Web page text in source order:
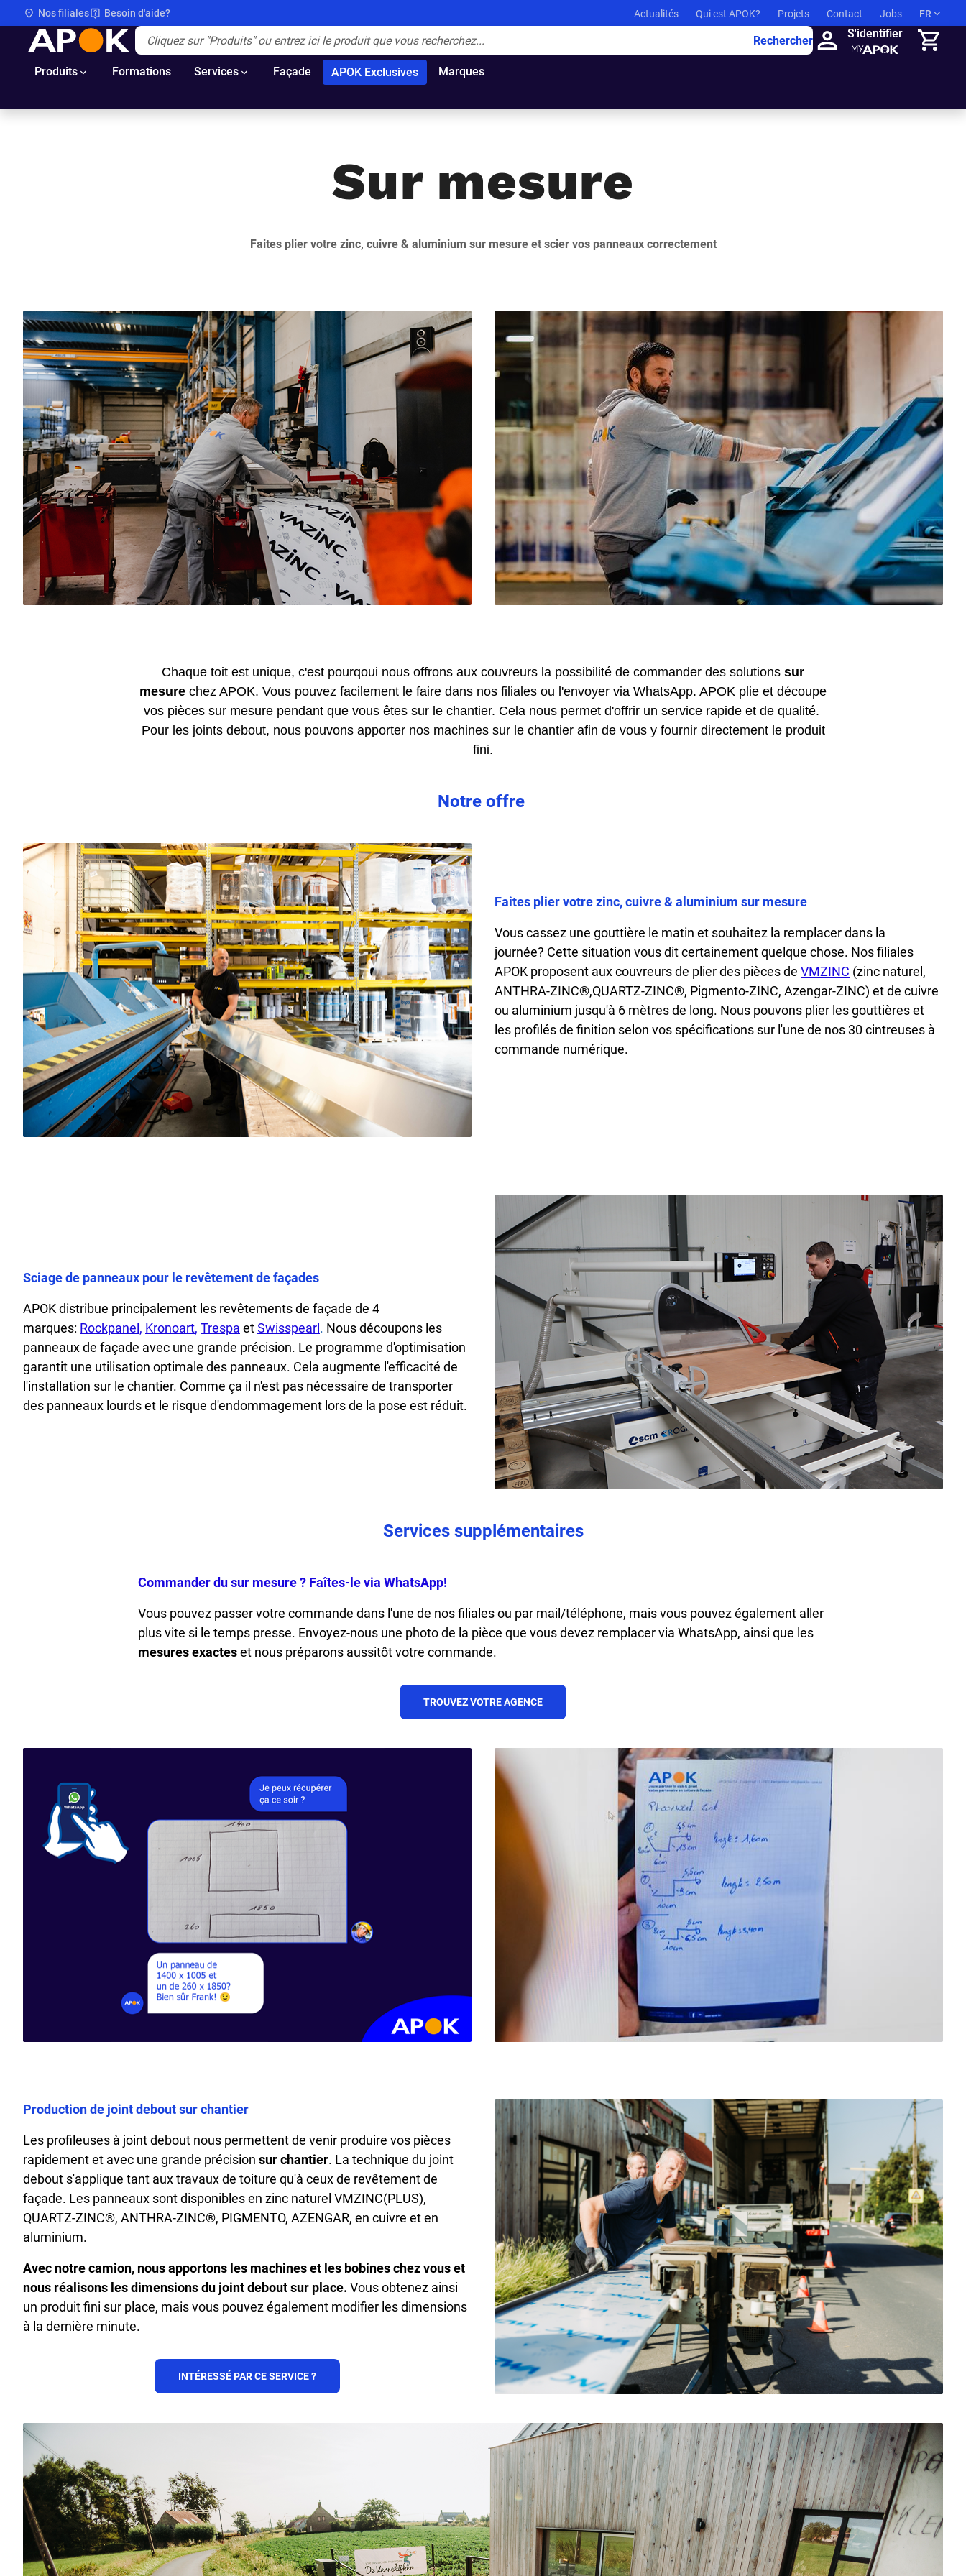
Nos filiales Besoin d'aide? Actualités Qui est APOK? Projets Contact Jobs FR
APOK Rechercher
S'identifier
Produits Formations Services Façade APOK Exclusives Marques
Sur mesure
Faites plier votre zinc, cuivre & aluminium sur mesure et scier vos panneaux correctement
Chaque toit est unique, c'est pourqoui nous offrons aux couvreurs la possibilité de commander des solutions sur
mesure chez APOK. Vous pouvez facilement le faire dans nos filiales ou l'envoyer via WhatsApp. APOK plie et découpe
vos pièces sur mesure pendant que vous êtes sur le chantier. Cela nous permet d'offrir un service rapide et de qualité.
Pour les joints debout, nous pouvons apporter nos machines sur le chantier afin de vous y fournir directement le produit
fini.
Notre offre
Faites plier votre zinc, cuivre & aluminium sur mesure
Vous cassez une gouttière le matin et souhaitez la remplacer dans la
journée? Cette situation vous dit certainement quelque chose. Nos filiales
APOK proposent aux couvreurs de plier des pièces de VMZINC (zinc naturel,
ANTHRA-ZINC®,QUARTZ-ZINC®, Pigmento-ZINC, Azengar-ZINC) et de cuivre
ou aluminium jusqu'à 6 mètres de long. Nous pouvons plier les gouttières et
les profilés de finition selon vos spécifications sur l'une de nos 30 cintreuses à
commande numérique.
Sciage de panneaux pour le revêtement de façades
APOK distribue principalement les revêtements de façade de 4
marques: Rockpanel , Kronoart, Trespa etSwisspearl . Nous découpons les
panneaux de façade avec une grande précision. Le programme d'optimisation
garantit une utilisation optimale des panneaux. Cela augmente l'efficacité de
l'installation sur le chantier. Comme ça il n'est pas nécessaire de transporter
des panneaux lourds et le risque d'endommagement lors de la pose est réduit.
Services supplémentaires
Commander du sur mesure ? Faîtes-le via WhatsApp!
Vous pouvez passer votre commande dans l'une de nos filiales ou par mail/téléphone, mais vous pouvez également aller
plus vite si le temps presse. Envoyez-nous une photo de la pièce que vous devez remplacer via WhatsApp, ainsi que les
mesuresexacteset nous préparons aussitôt votre commande.
TROUVEZ VOTRE AGENCE
Production de joint debout sur chantier
Les profileuses à joint debout nous permettent de venir produire vos pièces
rapidement et avec une grande précision sur chantier. La technique du joint
debout s'applique tant aux travaux de toiture qu'à ceux de revêtement de
façade. Les panneaux sont disponibles en zinc naturel VMZINC(PLUS),
QUARTZ-ZINC®, ANTHRA-ZINC®, PIGMENTO, AZENGAR, en cuivre et en
aluminium.
Avec notre camion, nous apportons les machines et les bobines chez vous et
nous réalisons les dimensions du joint debout sur place. Vous obtenez ainsi
un produit fini sur place, mais vous pouvez également modifier les dimensions
à la dernière minute.
INTÉRESSÉ PAR CE SERVICE ?